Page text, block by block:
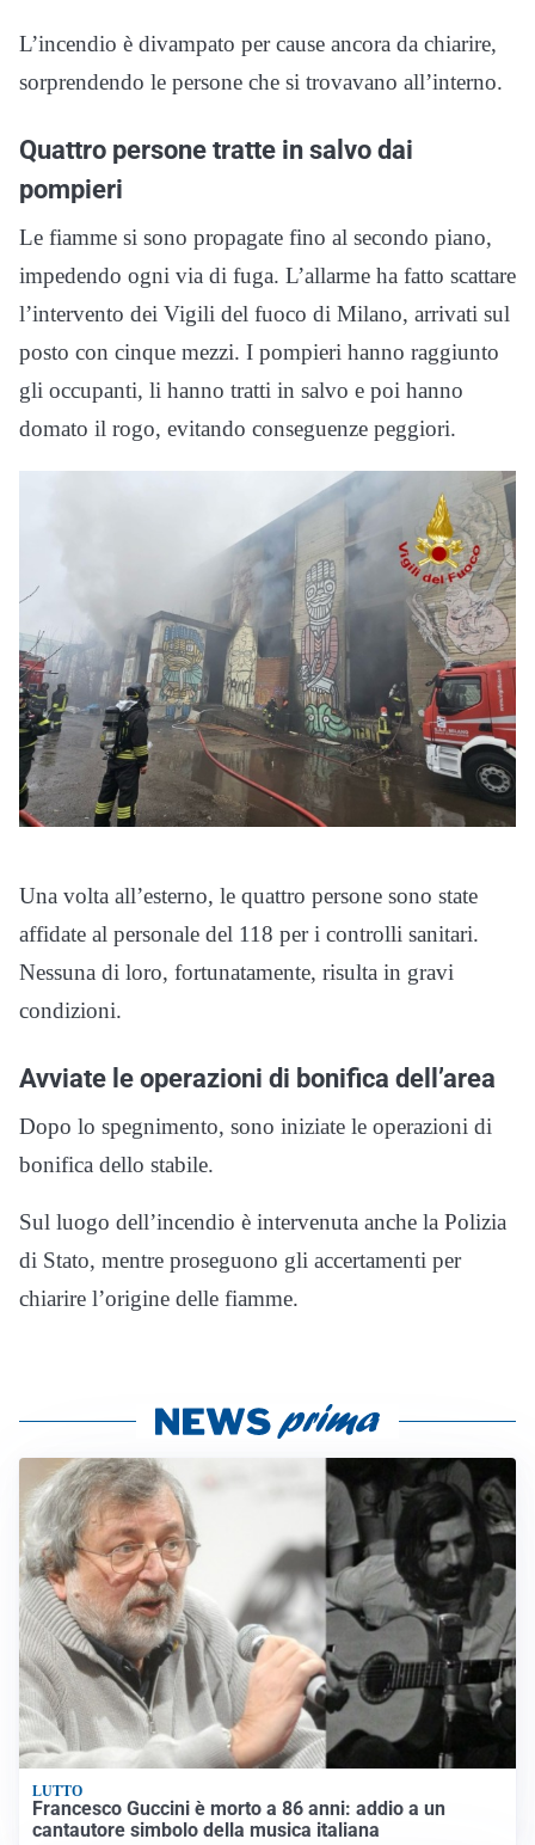
L’incendio è divampato per cause ancora da chiarire,
sorprendendo le persone che si trovavano all’interno.
Quattro persone tratte in salvo dai
pompieri
Le fiamme si sono propagate fino al secondo piano,
impedendo ogni via di fuga. L’allarme ha fatto scattare
l’intervento dei Vigili del fuoco di Milano, arrivati sul
posto con cinque mezzi. I pompieri hanno raggiunto
gli occupanti, li hanno tratti in salvo e poi hanno
domato il rogo, evitando conseguenze peggiori.
Una volta all’esterno, le quattro persone sono state
affidate al personale del 118 per i controlli sanitari.
Nessuna di loro, fortunatamente, risulta in gravi
condizioni.
Avviate le operazioni di bonifica dell’area
Dopo lo spegnimento, sono iniziate le operazioni di
bonifica dello stabile.
Sul luogo dell’incendio è intervenuta anche la Polizia
di Stato, mentre proseguono gli accertamenti per
chiarire l’origine delle fiamme.
LUTTO
Francesco Guccini è morto a 86 anni: addio a un
cantautore simbolo della musica italiana